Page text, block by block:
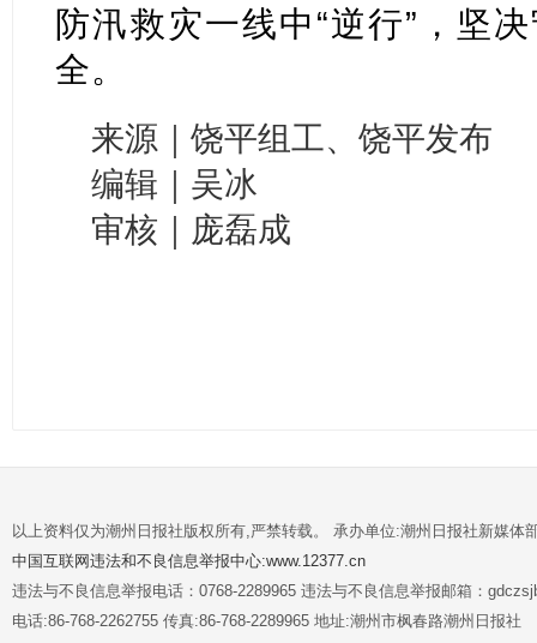
防汛救灾一线中“逆行”，坚
全。
来源｜饶平组工、饶平发布
编辑｜吴冰
审核｜庞磊成
以上资料仅为潮州日报社版权所有,严禁转载。 承办单位:潮州日报社新媒体
中国互联网违法和不良信息举报中心:www.12377.cn
违法与不良信息举报电话：0768-2289965 违法与不良信息举报邮箱：
电话:86-768-2262755 传真:86-768-2289965 地址:潮州市枫春路潮州日报社